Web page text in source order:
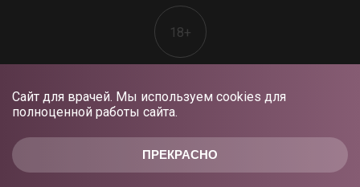
ПРЕКРАСНО
Сайт для врачей. Мы используем cookies для
полноценной работы сайта.
18+